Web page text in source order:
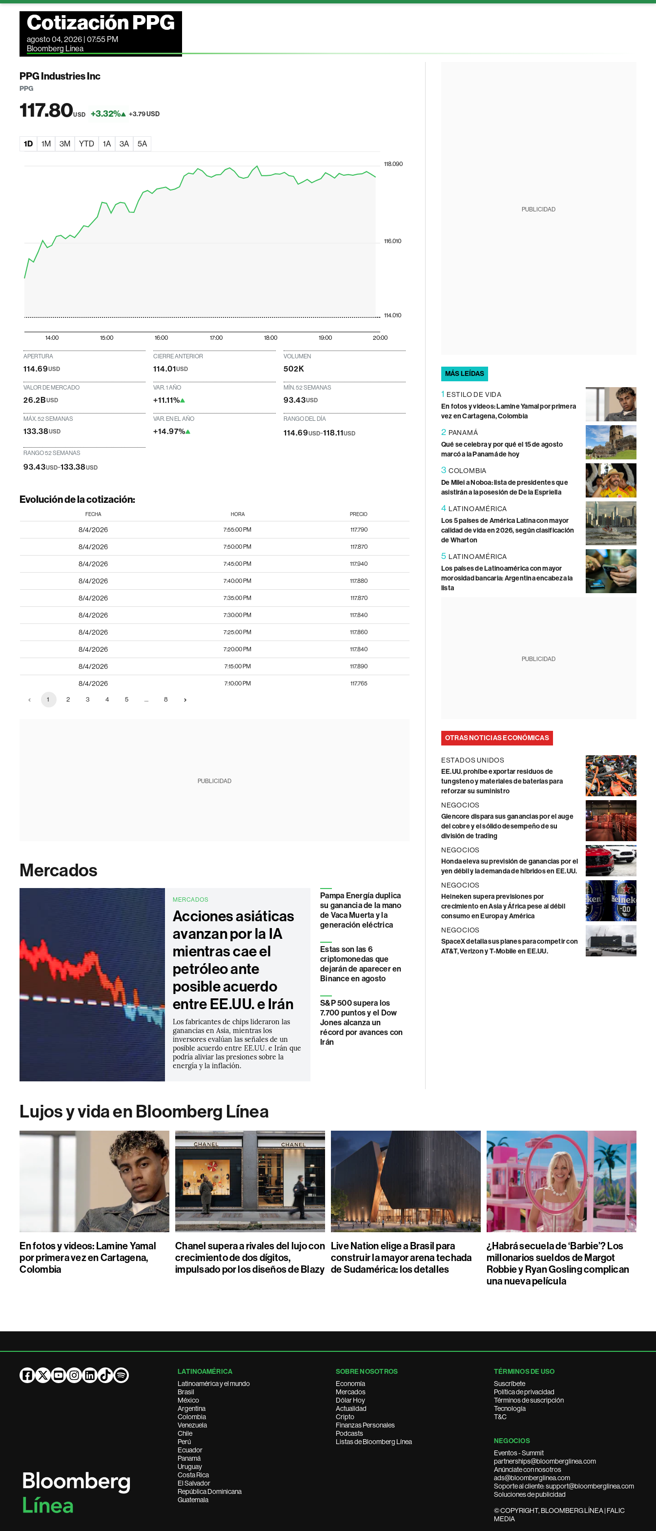
Cotización PPG
agosto 04, 2026 | 07:55 PM
Bloomberg Línea
PPG Industries Inc
PPG
117.80USD +3.32% +3.79 USD
1D 1M 3M YTD 1A 3A 5A
14:00 15:00 16:00 17:00 18:00 19:00 20:00
114.010
116.010
118.090
APERTURA
114.69USD
CIERRE ANTERIOR
114.01USD
VOLUMEN
502K
VALOR DE MERCADO
26.2BUSD
VAR. 1 AÑO
+11.11%
MÍN. 52 SEMANAS
93.43USD
MÁX. 52 SEMANAS
133.38USD
VAR. EN EL AÑO
+14.97%
RANGO DEL DÍA
114.69USD-118.11USD
RANGO 52 SEMANAS
93.43USD-133.38USD
Evolución de la cotización:
FECHA HORA PRECIO
8/4/2026 7:55:00 PM 117.790
8/4/2026 7:50:00 PM 117.870
8/4/2026 7:45:00 PM 117.940
8/4/2026 7:40:00 PM 117.880
8/4/2026 7:35:00 PM 117.870
8/4/2026 7:30:00 PM 117.840
8/4/2026 7:25:00 PM 117.860
8/4/2026 7:20:00 PM 117.840
8/4/2026 7:15:00 PM 117.890
8/4/2026 7:10:00 PM 117.765
1 2 3 4 5 … 8
PUBLICIDAD
Mercados
MERCADOS
Acciones asiáticas
avanzan por la IA
mientras cae el
petróleo ante
posible acuerdo
entre EE.UU. e Irán
Los fabricantes de chips lideraron las
ganancias en Asia, mientras los
inversores evalúan las señales de un
posible acuerdo entre EE.UU. e Irán que
podría aliviar las presiones sobre la
energía y la inflación.
Pampa Energía duplica
su ganancia de la mano
de Vaca Muerta y la
generación eléctrica
Estas son las 6
criptomonedas que
dejarán de aparecer en
Binance en agosto
S&P 500 supera los
7.700 puntos y el Dow
Jones alcanza un
récord por avances con
Irán
PUBLICIDAD
MÁS LEÍDAS
1 ESTILO DE VIDA
En fotos y videos: Lamine Yamal por primera
vez en Cartagena, Colombia
2 PANAMÁ
Qué se celebra y por qué el 15 de agosto
marcó a la Panamá de hoy
3 COLOMBIA
De Milei a Noboa: lista de presidentes que
asistirán a la posesión de De la Espriella
4 LATINOAMÉRICA
Los 5 países de América Latina con mayor
calidad de vida en 2026, según clasificación
de Wharton
5 LATINOAMÉRICA
Los países de Latinoamérica con mayor
morosidad bancaria: Argentina encabeza la
lista
PUBLICIDAD
OTRAS NOTICIAS ECONÓMICAS
ESTADOS UNIDOS
EE.UU. prohíbe exportar residuos de
tungsteno y materiales de baterías para
reforzar su suministro
NEGOCIOS
Glencore dispara sus ganancias por el auge
del cobre y el sólido desempeño de su
división de trading
NEGOCIOS
Honda eleva su previsión de ganancias por el
yen débil y la demanda de híbridos en EE.UU.
NEGOCIOS
Heineken supera previsiones por
crecimiento en Asia y África pese al débil
consumo en Europa y América
NEGOCIOS
SpaceX detalla sus planes para competir con
AT&T, Verizon y T-Mobile en EE.UU.
Lujos y vida en Bloomberg Línea
En fotos y videos: Lamine Yamal
por primera vez en Cartagena,
Colombia
Chanel supera a rivales del lujo con
crecimiento de dos dígitos,
impulsado por los diseños de Blazy
Live Nation elige a Brasil para
construir la mayor arena techada
de Sudamérica: los detalles
¿Habrá secuela de ‘Barbie’? Los
millonarios sueldos de Margot
Robbie y Ryan Gosling complican
una nueva película
LATINOAMÉRICA
Latinoamérica y el mundo
Brasil
México
Argentina
Colombia
Venezuela
Chile
Perú
Ecuador
Panamá
Uruguay
Costa Rica
El Salvador
República Dominicana
Guatemala
SOBRE NOSOTROS
Economía
Mercados
Dólar Hoy
Actualidad
Cripto
Finanzas Personales
Podcasts
Listas de Bloomberg Línea
TÉRMINOS DE USO
Suscríbete
Política de privacidad
Términos de suscripción
Tecnología
T&C
NEGOCIOS
Eventos - Summit
partnerships@bloomberglinea.com
Anúnciate con nosotros
ads@bloomberglinea.com
Soporte al cliente: support@bloomberglinea.com
Soluciones de publicidad
© COPYRIGHT, BLOOMBERG LÍNEA | FALIC
MEDIA